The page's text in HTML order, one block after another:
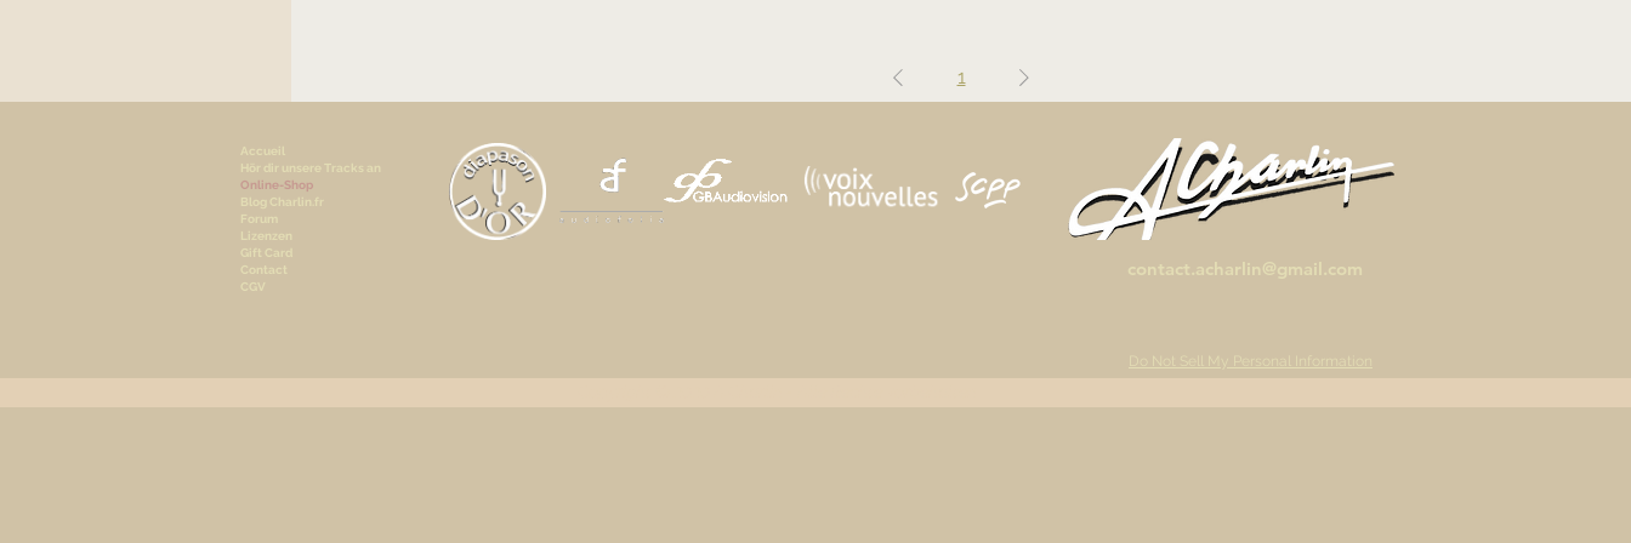
1
Accueil
Hör dir unsere Tracks an
Online-Shop
Blog Charlin.fr
Forum
Lizenzen
Gift Card
Contact
CGV
contact.acharlin@gmail.com
Do Not Sell My Personal Information